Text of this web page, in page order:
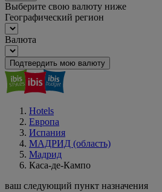
Выберите свою валюту ниже
Географический регион
Валюта
Подтвердить мою валюту
Hotels
Европа
Испания
МАДРИД (область)
Мадрид
Каса-де-Кампо
ваш следующий пункт назначения